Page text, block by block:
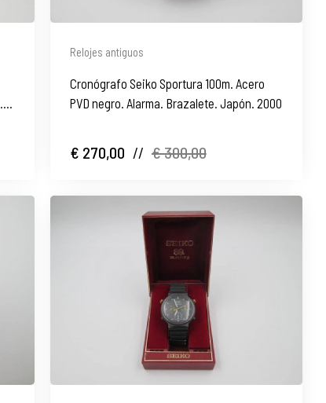
Relojes antiguos
Cronógrafo Seiko Sportura 100m. Acero
PVD negro. Alarma. Brazalete. Japón. 2000
€ 270,00 // € 300,00